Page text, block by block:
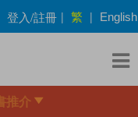
登入/註冊 | 繁 | English
推介